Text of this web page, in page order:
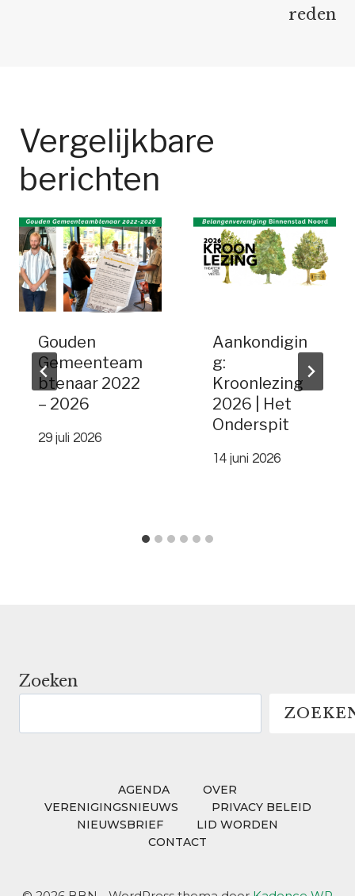
reden
Vergelijkbare
berichten
Gouden
Gemeenteam
btenaar 2022
– 2026
29 juli 2026
Aankondigin
g:
Kroonlezing
2026 | Het
Onderspit
14 juni 2026
Zoeken
AGENDA
OVER
VERENIGINGSNIEUWS
PRIVACY BELEID
NIEUWSBRIEF
LID WORDEN
CONTACT